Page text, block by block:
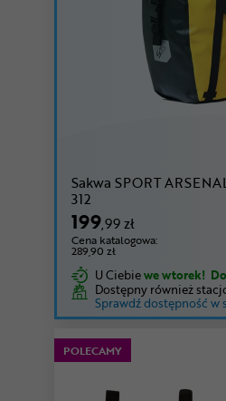
Sakwa SPORT
312
199,99 zł
Cena katalogowa:
289,90 zł
U Ciebiewe wtorek!
Dostępny również
Sprawdź dostępność w
POLECAMY